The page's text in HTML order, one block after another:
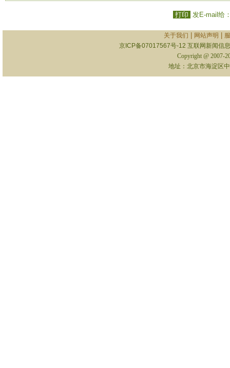
打印 发E-mail给
关于我们 网站声明
京ICP备07017567号-12 互联网新闻信
Copyright @ 2007-
地址：北京市海淀区